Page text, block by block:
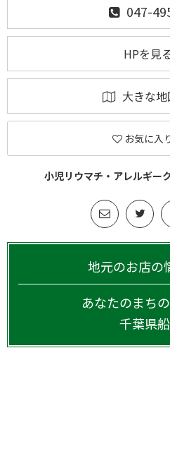
047-
HPを見
大きな
お気に入
小児リウマチ・アレルギー
地元のお店の
あなたのまち
千葉県